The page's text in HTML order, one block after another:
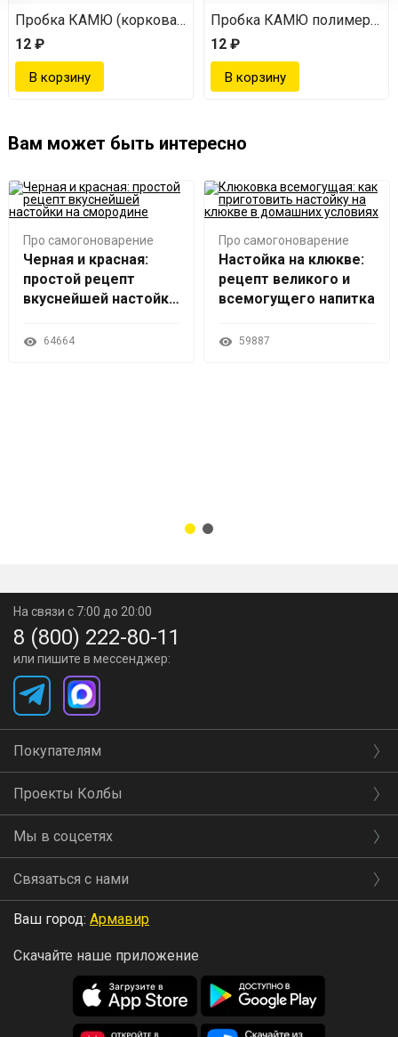
мм
Пробка КАМЮ (корковая) 27*19,5 мм
12 ₽
Пробка КАМЮ полимерная
12 ₽
Вам может быть интересно
Про самогоноварение
Черная и красная:
простой рецепт
вкуснейшей настойки
64664
Про самогоноварение
Настойка на клюкве:
рецепт великого и
всемогущего напитка
59887
На связи с 7:00 до 20:00
8 (800) 222-80-11
или пишите в мессенджер:
Покупателям
Проекты Колбы
Мы в соцсетях
Связаться с нами
Ваш город: Армавир
Скачайте наше приложение